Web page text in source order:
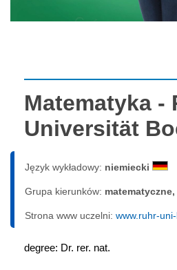
Matematyka -
Universität
Język wykładowy: niemiecki
Grupa kierunków:
Strona www uczelni: www.ruhr-
degree: Dr. rer. nat.